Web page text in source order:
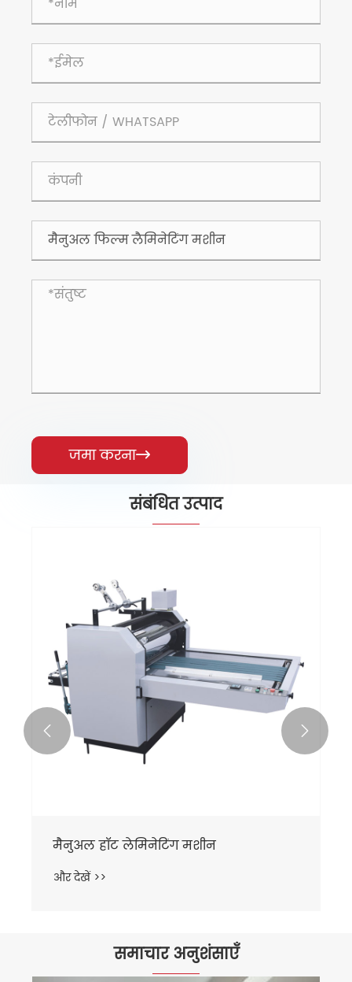
जमा करना
संबंधित उत्पाद
मैनुअल हॉट लेमिनेटिंग मशीन
और देखें >>
 
समाचार अनुशंसाएँ